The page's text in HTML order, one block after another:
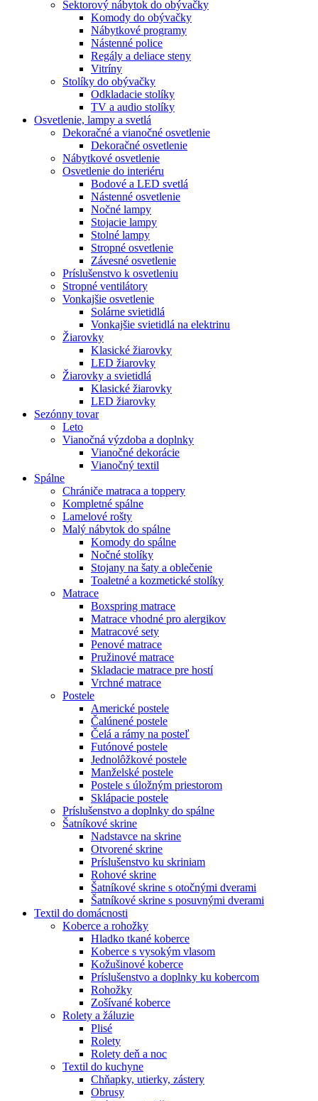
Sektorový nábytok do obývačky
Komody do obývačky
Nábytkové programy
Nástenné police
Regály a deliace steny
Vitríny
Stolíky do obývačky
Odkladacie stolíky
TV a audio stolíky
Osvetlenie, lampy a svetlá
Dekoračné a vianočné osvetlenie
Dekoračné osvetlenie
Nábytkové osvetlenie
Osvetlenie do interiéru
Bodové a LED svetlá
Nástenné osvetlenie
Nočné lampy
Stojacie lampy
Stolné lampy
Stropné osvetlenie
Závesné osvetlenie
Príslušenstvo k osvetleniu
Stropné ventilátory
Vonkajšie osvetlenie
Solárne svietidlá
Vonkajšie svietidlá na elektrinu
Žiarovky
Klasické žiarovky
LED žiarovky
Žiarovky a svietidlá
Klasické žiarovky
LED žiarovky
Sezónny tovar
Leto
Vianočná výzdoba a doplnky
Vianočné dekorácie
Vianočný textil
Spálne
Chrániče matraca a toppery
Kompletné spálne
Lamelové rošty
Malý nábytok do spálne
Komody do spálne
Nočné stolíky
Stojany na šaty a oblečenie
Toaletné a kozmetické stolíky
Matrace
Boxspring matrace
Matrace vhodné pro alergikov
Matracové sety
Penové matrace
Pružinové matrace
Skladacie matrace pre hostí
Vrchné matrace
Postele
Americké postele
Čalúnené postele
Čelá a rámy na posteľ
Futónové postele
Jednolôžkové postele
Manželské postele
Postele s úložným priestorom
Sklápacie postele
Príslušenstvo a doplnky do spálne
Šatníkové skrine
Nadstavce na skrine
Otvorené skrine
Príslušenstvo ku skriniam
Rohové skrine
Šatníkové skrine s otočnými dverami
Šatníkové skrine s posuvnými dverami
Textil do domácnosti
Koberce a rohožky
Hladko tkané koberce
Koberce s vysokým vlasom
Kožušinové koberce
Príslušenstvo a doplnky ku kobercom
Rohožky
Zošívané koberce
Rolety a žáluzie
Plisé
Rolety
Rolety deň a noc
Textil do kuchyne
Chňapky, utierky, zástery
Obrusy